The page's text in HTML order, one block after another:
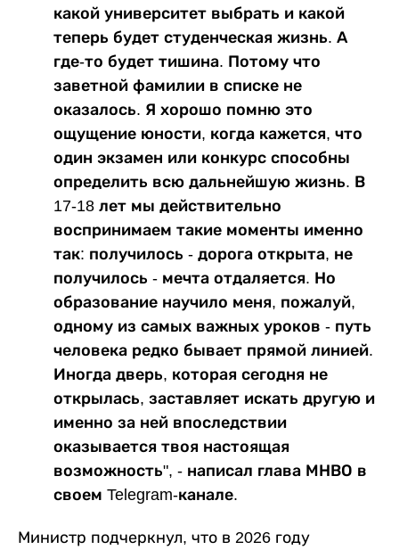
какой университет выбрать и какой
теперь будет студенческая жизнь. А
где-то будет тишина. Потому что
заветной фамилии в списке не
оказалось. Я хорошо помню это
ощущение юности, когда кажется, что
один экзамен или конкурс способны
определить всю дальнейшую жизнь. В
17-18 лет мы действительно
воспринимаем такие моменты именно
так: получилось - дорога открыта, не
получилось - мечта отдаляется. Но
образование научило меня, пожалуй,
одному из самых важных уроков - путь
человека редко бывает прямой линией.
Иногда дверь, которая сегодня не
открылась, заставляет искать другую и
именно за ней впоследствии
оказывается твоя настоящая
возможность", - написал глава МНВО в
своем Telegram-канале.
Министр подчеркнул, что в 2026 году